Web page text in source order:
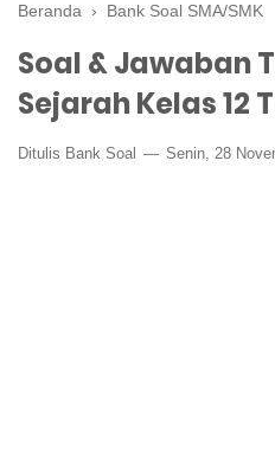
Beranda › Bank Soal SMA/SMK
Soal & Jawaban
Sejarah Kelas 12
Ditulis Bank Soal Senin, 28